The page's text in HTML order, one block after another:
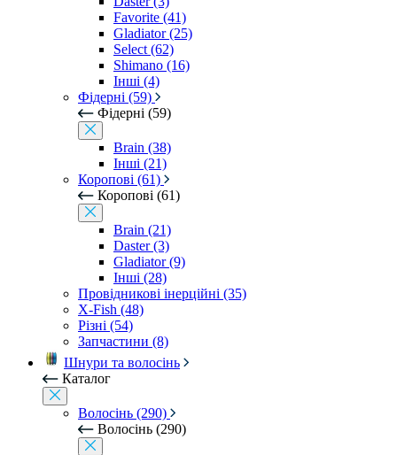
Favorite (41)
Gladiator (25)
Select (62)
Shimano (16)
Інші (4)
Фідерні (59)
Фідерні (59)
Brain (38)
Інші (21)
Коропові (61)
Коропові (61)
Brain (21)
Daster (3)
Gladiator (9)
Інші (28)
Провідникові інерційні (35)
X-Fish (48)
Різні (54)
Запчастини (8)
Шнури та волосінь
Каталог
Волосінь (290)
Волосінь (290)